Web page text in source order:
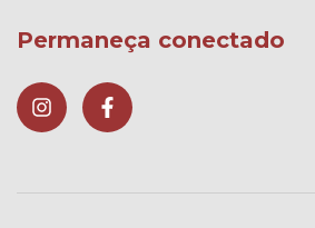
Permaneça conectado